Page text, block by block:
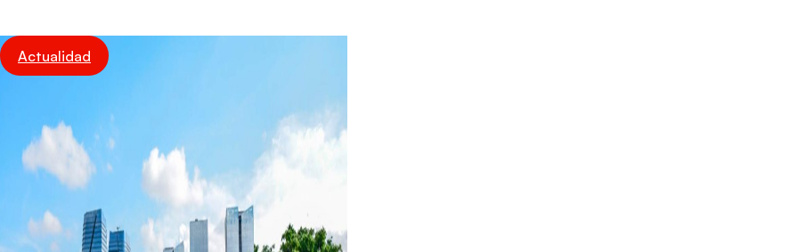
Podcasts
Actualidad